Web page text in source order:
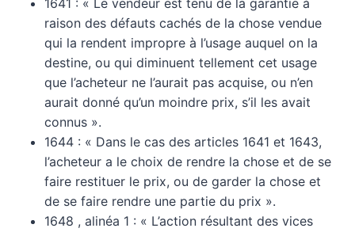
1641 : « Le vendeur est tenu de la garantie à
raison des défauts cachés de la chose vendue
qui la rendent impropre à l’usage auquel on la
destine, ou qui diminuent tellement cet usage
que l’acheteur ne l’aurait pas acquise, ou n’en
aurait donné qu’un moindre prix, s’il les avait
connus ».
1644 : « Dans le cas des articles 1641 et 1643,
l’acheteur a le choix de rendre la chose et de se
faire restituer le prix, ou de garder la chose et
de se faire rendre une partie du prix ».
1648 , alinéa 1 : « L’action résultant des vices